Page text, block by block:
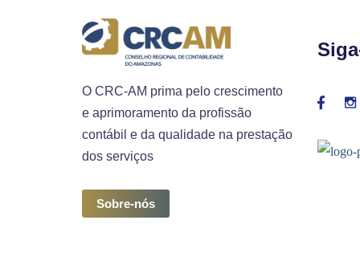
O CRC-AM prima pelo crescimento
e aprimoramento da profissão
contábil e da qualidade na prestação
dos serviços
Sobre-nós